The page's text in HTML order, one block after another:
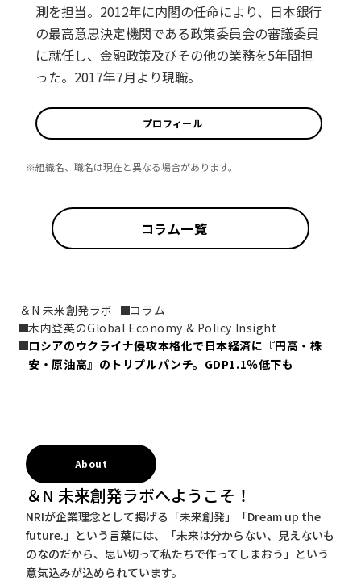
測を担当。2012年に内閣の任命により、日本銀行
の最高意思決定機関である政策委員会の審議委員
に就任し、金融政策及びその他の業務を5年間担
った。2017年7月より現職。
プロフィール
※組織名、職名は現在と異なる場合があります。
コラム一覧
＆N 未来創発ラボ
コラム
木内登英のGlobal Economy & Policy Insight
ロシアのウクライナ侵攻本格化で日本経済に『円高・株
安・原油高』のトリプルパンチ。GDP1.1％低下も
About
＆N 未来創発ラボへようこそ！
NRIが企業理念として掲げる「未来創発」「Dream up the
future.」という言葉には、「未来は分からない、見えないも
のなのだから、思い切って私たちで作ってしまおう」という
意気込みが込められています。